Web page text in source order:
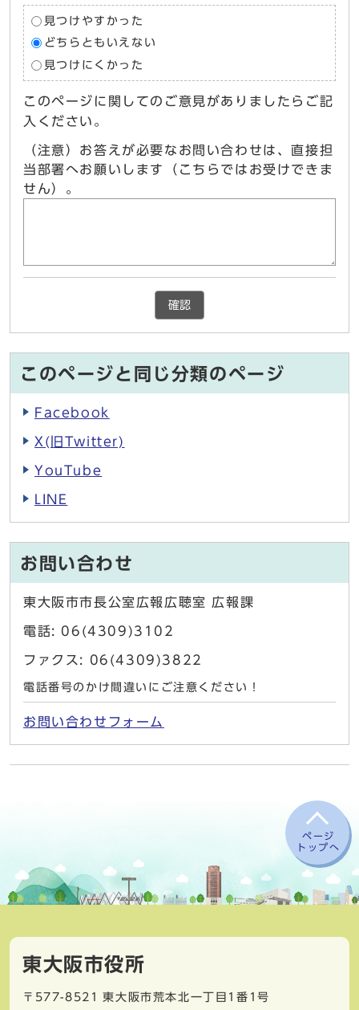
見つけやすかった
どちらともいえない
見つけにくかった
このページに関してのご意見がありましたらご記
入ください。
（注意）お答えが必要なお問い合わせは、直接担
当部署へお願いします（こちらではお受けできま
せん）。
確認
このページと同じ分類のページ
Facebook
X(旧Twitter)
YouTube
LINE
お問い合わせ
東大阪市市長公室広報広聴室 広報課
電話: 06(4309)3102
ファクス: 06(4309)3822
電話番号のかけ間違いにご注意ください！
お問い合わせフォーム
ページ
トップへ
東大阪市役所
〒577-8521 東大阪市荒本北一丁目1番1号